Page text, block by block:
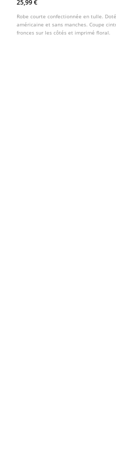
25,99 €
Robe courte confectionnée en tulle.
américaine et sans manches. Coupe
fronces sur les côtés et imprimé floral.